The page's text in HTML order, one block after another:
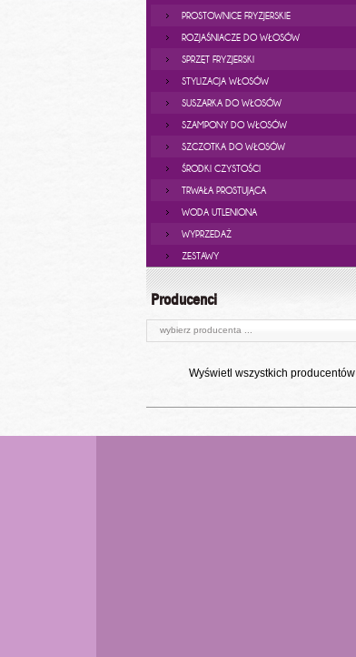
PROSTOWNICE FRYZJERSKIE
ROZJAŚNIACZE DO WŁOSÓW
SPRZĘT FRYZJERSKI
STYLIZACJA WŁOSÓW
SUSZARKA DO WŁOSÓW
SZAMPONY DO WŁOSÓW
SZCZOTKA DO WŁOSÓW
ŚRODKI CZYSTOŚCI
TRWAŁA PROSTUJĄCA
WODA UTLENIONA
WYPRZEDAŻ
ZESTAWY
Producenci
wybierz producenta ...
Wyświetl wszystkich producentów